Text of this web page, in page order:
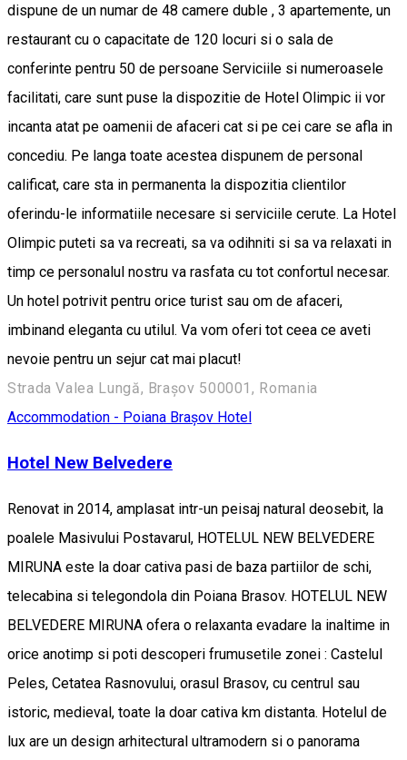
dispune de un numar de 48 camere duble , 3 apartemente, un
restaurant cu o capacitate de 120 locuri si o sala de
conferinte pentru 50 de persoane Serviciile si numeroasele
facilitati, care sunt puse la dispozitie de Hotel Olimpic ii vor
incanta atat pe oamenii de afaceri cat si pe cei care se afla in
concediu. Pe langa toate acestea dispunem de personal
calificat, care sta in permanenta la dispozitia clientilor
oferindu-le informatiile necesare si serviciile cerute. La Hotel
Olimpic puteti sa va recreati, sa va odihniti si sa va relaxati in
timp ce personalul nostru va rasfata cu tot confortul necesar.
Un hotel potrivit pentru orice turist sau om de afaceri,
imbinand eleganta cu utilul. Va vom oferi tot ceea ce aveti
nevoie pentru un sejur cat mai placut!
Strada Valea Lungă, Brașov 500001, Romania
Accommodation - Poiana Brașov Hotel
Hotel New Belvedere
Renovat in 2014, amplasat intr-un peisaj natural deosebit, la
poalele Masivului Postavarul, HOTELUL NEW BELVEDERE
MIRUNA este la doar cativa pasi de baza partiilor de schi,
telecabina si telegondola din Poiana Brasov. HOTELUL NEW
BELVEDERE MIRUNA ofera o relaxanta evadare la inaltime in
orice anotimp si poti descoperi frumusetile zonei : Castelul
Peles, Cetatea Rasnovului, orasul Brasov, cu centrul sau
istoric, medieval, toate la doar cativa km distanta. Hotelul de
lux are un design arhitectural ultramodern si o panorama